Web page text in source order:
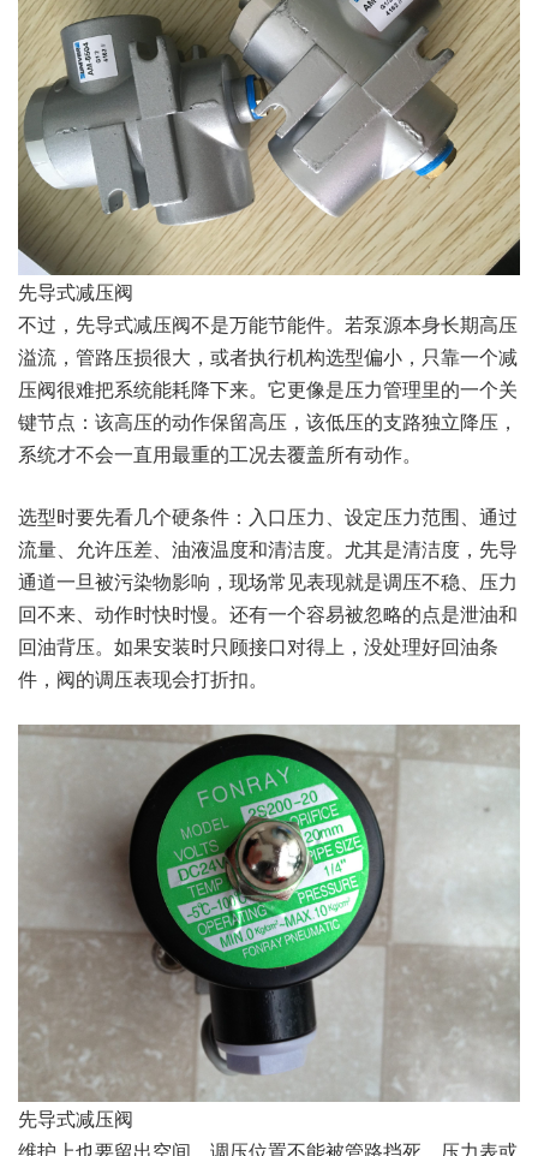
先导式减压阀
不过，先导式减压阀不是万能节能件。若泵源本身长期高压
溢流，管路压损很大，或者执行机构选型偏小，只靠一个减
压阀很难把系统能耗降下来。它更像是压力管理里的一个关
键节点：该高压的动作保留高压，该低压的支路独立降压，
系统才不会一直用最重的工况去覆盖所有动作。
选型时要先看几个硬条件：入口压力、设定压力范围、通过
流量、允许压差、油液温度和清洁度。尤其是清洁度，先导
通道一旦被污染物影响，现场常见表现就是调压不稳、压力
回不来、动作时快时慢。还有一个容易被忽略的点是泄油和
回油背压。如果安装时只顾接口对得上，没处理好回油条
件，阀的调压表现会打折扣。
先导式减压阀
维护上也要留出空间。调压位置不能被管路挡死，压力表或